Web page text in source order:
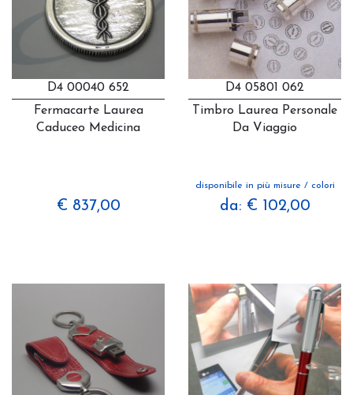
D4 00040 652
Fermacarte Laurea
Caduceo Medicina
€ 837,00
D4 05801 062
Timbro Laurea Personale
Da Viaggio
disponibile in più misure / colori
da: € 102,00